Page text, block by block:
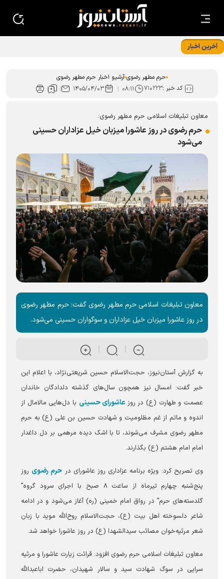
آخرین اخبار
حرم مطهر رضوی آرشیو اخبار حرم مطهر رضوی
کد خبر :۷۱۰۲۲۳ ۰۸:۱۱ ۱۴۰۵/۰۴/۰۳
معاون تبلیغات اسلامی حرم مطهر رضوی:
حرم رضوی در روز عاشورا میزبان خیل عزاداران حسینی
می‌شود
معاون تبلیغات اسلامی حرم مطهر رضوی گفت: حرم مطهر رضوی
در روز عاشورا میزبان خیل عزاداران و سوگواران حسینی می‌شود.
به گزارش آستان‌نیوز، حجت‌الاسلام حسین شریعتی‌نژاد، با اعلام این
خبر گفت: امسال نیز همچون سال‌های گذشته دلدادگان خاندان
عصمت و طهارت (ع) در روز عاشورای حسینی با دل‌هایی مالامال از
اندوه و ماتم از غم مظلومیت و شهادت حسین بن علی (ع) به حرم
مطهر رضوی مشرف می‌شوند، تا با اشک دیده مرهمی بر دل داغدار
امام امام هشتم (ع) بگذارند.
وی تصریح کرد: ویژه برنامه عزاداری روز عاشورای در حرم رضوی روز
پنج‌شنبه چهارم تیرماه از ساعت ۸ صبح با اجرای سرود گروه"
گلدسته‌های حرم" در رواق امام خمینی (ره) آغاز می‌شود و در ادامه
شاعر دلسوخته اهل بیت (ع)، حجت‌الاسلام روح‌الله موید با زبان
شعر مرثیه‌خوان مصائب سیدالشهدا (ع) در روز عاشورا خواهد شد.
معاون تبلیغات اسلامی حرم رضوی افزود: قرائت زیارت عاشورا و مرثیه
سرایی در سوگ شهادت سید و سالار شهیدان، حضرت اباعبدالله